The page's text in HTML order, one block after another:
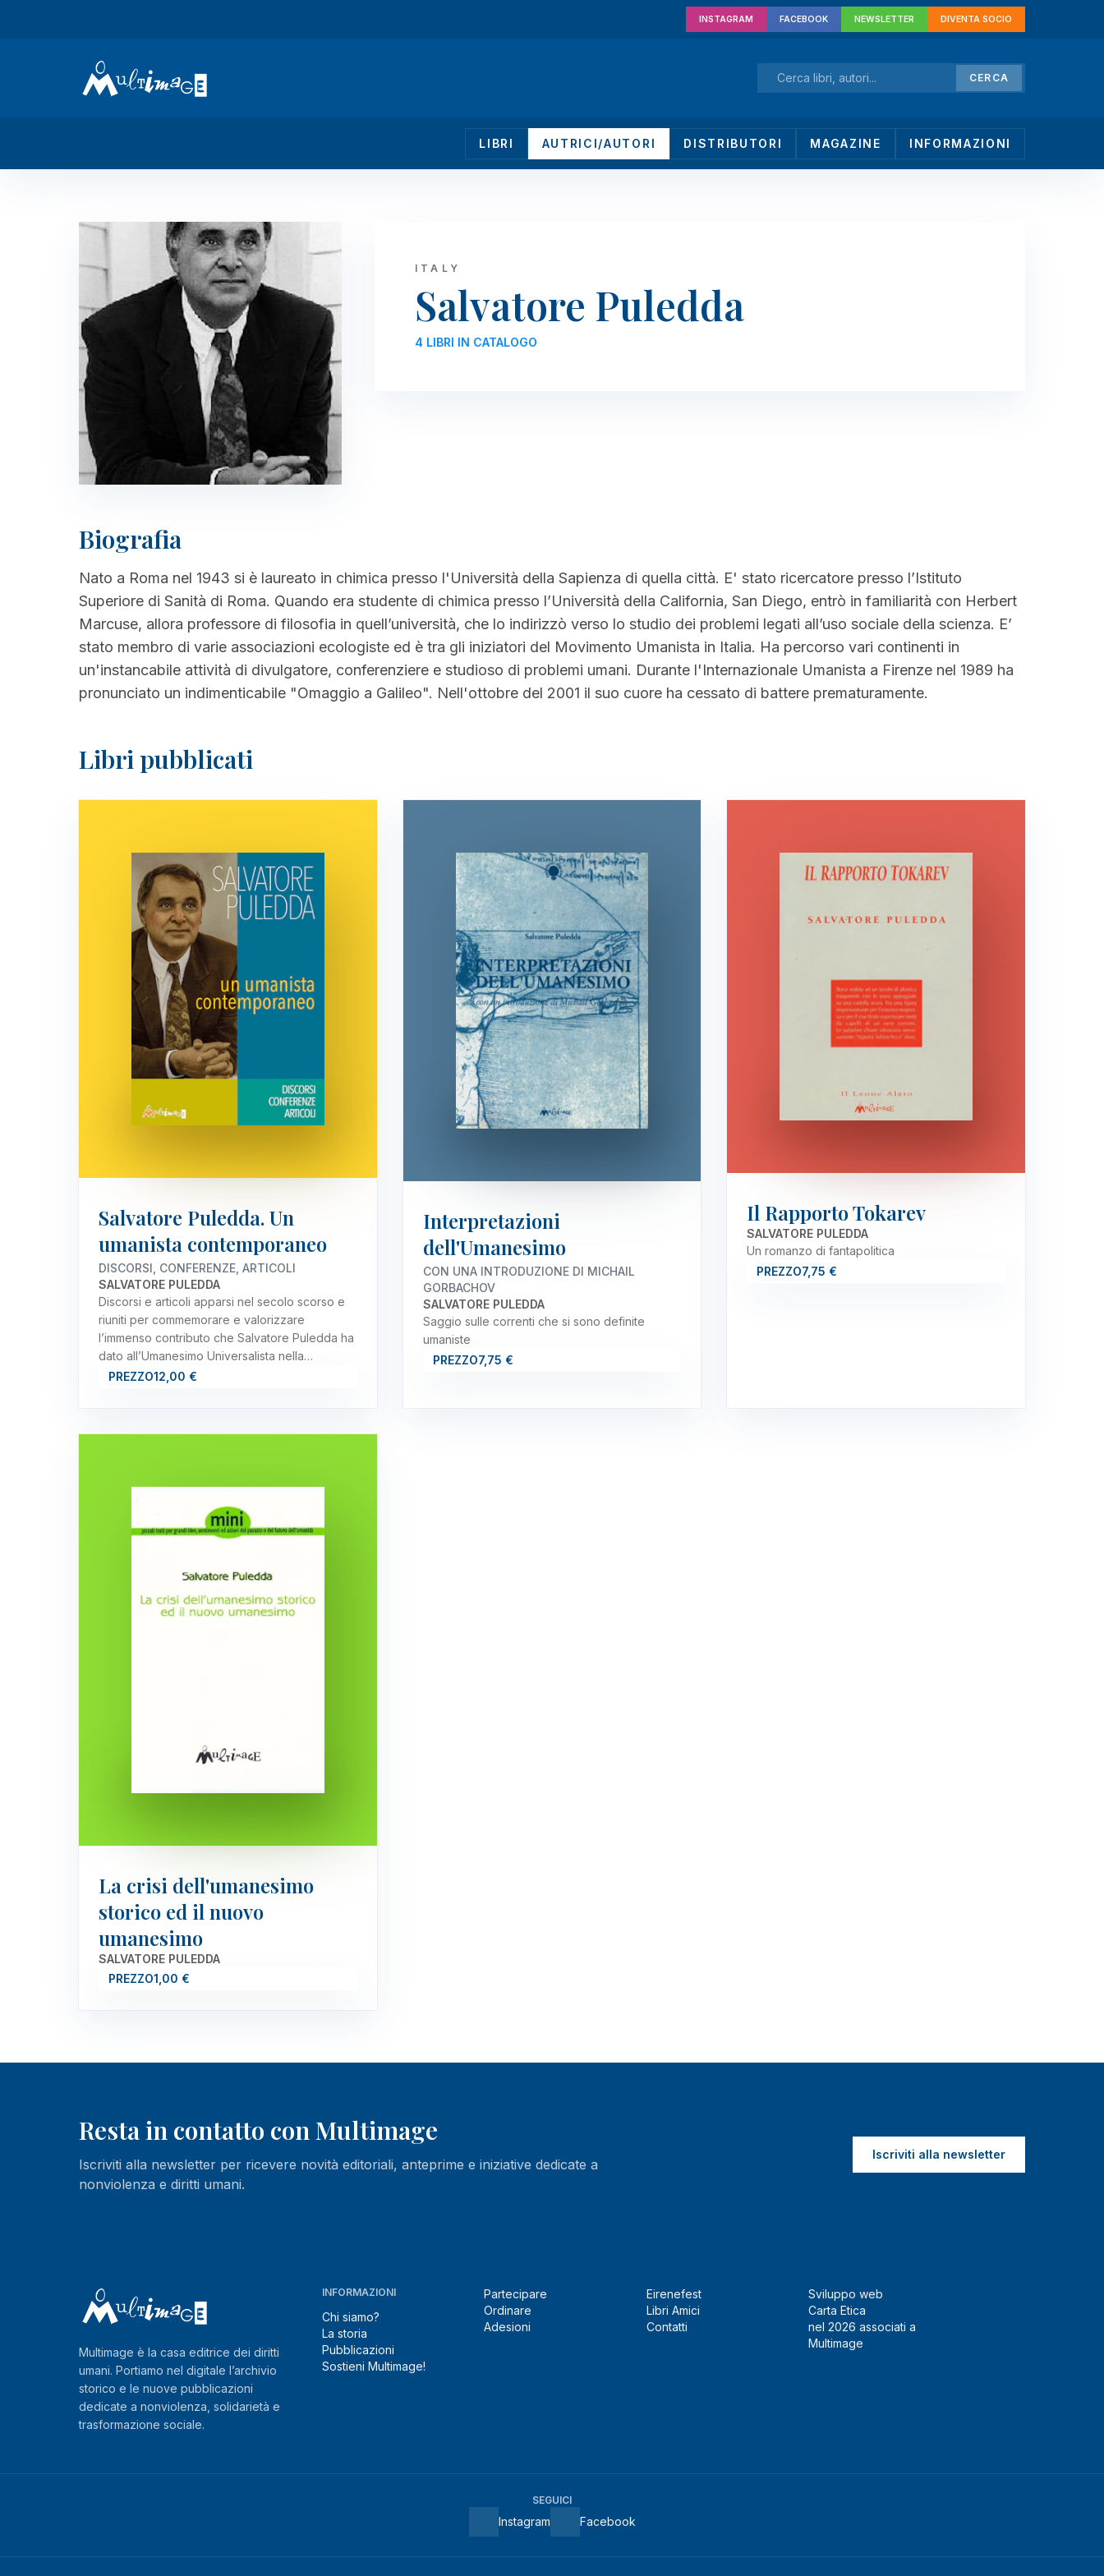
INSTAGRAM FACEBOOK NEWSLETTER DIVENTA SOCIO
CERCA
LIBRI AUTRICI/AUTORI DISTRIBUTORI MAGAZINE INFORMAZIONI
ITALY
Salvatore Puledda
4 LIBRI IN CATALOGO
Biografia
Nato a Roma nel 1943 si è laureato in chimica presso l'Università della Sapienza di quella città. E' stato ricercatore presso l’Istituto
Superiore di Sanità di Roma. Quando era studente di chimica presso l’Università della California, San Diego, entrò in familiarità con Herbert
Marcuse, allora professore di filosofia in quell’università, che lo indirizzò verso lo studio dei problemi legati all’uso sociale della scienza. E’
stato membro di varie associazioni ecologiste ed è tra gli iniziatori del Movimento Umanista in Italia. Ha percorso vari continenti in
un'instancabile attività di divulgatore, conferenziere e studioso di problemi umani. Durante l'Internazionale Umanista a Firenze nel 1989 ha
pronunciato un indimenticabile "Omaggio a Galileo". Nell'ottobre del 2001 il suo cuore ha cessato di battere prematuramente.
Libri pubblicati
Salvatore Puledda. Un
umanista contemporaneo
DISCORSI, CONFERENZE, ARTICOLI
SALVATORE PULEDDA
Discorsi e articoli apparsi nel secolo scorso e
riuniti per commemorare e valorizzare
l’immenso contributo che Salvatore Puledda ha
dato all’Umanesimo Universalista nella…
PREZZO12,00 €
Interpretazioni
dell'Umanesimo
CON UNA INTRODUZIONE DI MICHAIL
GORBACHOV
SALVATORE PULEDDA
Saggio sulle correnti che si sono definite
umaniste
PREZZO7,75 €
Il Rapporto Tokarev
SALVATORE PULEDDA
Un romanzo di fantapolitica
PREZZO7,75 €
La crisi dell'umanesimo
storico ed il nuovo
umanesimo
SALVATORE PULEDDA
PREZZO1,00 €
Resta in contatto con Multimage
Iscriviti alla newsletter per ricevere novità editoriali, anteprime e iniziative dedicate a
nonviolenza e diritti umani.
Iscriviti alla newsletter
Multimage è la casa editrice dei diritti
umani. Portiamo nel digitale l’archivio
storico e le nuove pubblicazioni
dedicate a nonviolenza, solidarietà e
trasformazione sociale.
INFORMAZIONI
Chi siamo?
La storia
Pubblicazioni
Sostieni Multimage!
Partecipare
Ordinare
Adesioni
Eirenefest
Libri Amici
Contatti
Sviluppo web
Carta Etica
nel 2026 associati a
Multimage
SEGUICI
Instagram Facebook